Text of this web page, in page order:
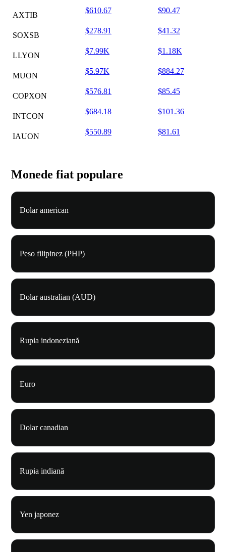
AXTIB
$610.67 $90.47
SOXSB
$278.91 $41.32
LLYON
$7.99K $1.18K
MUON
$5.97K $884.27
COPXON
$576.81 $85.45
INTCON
$684.18 $101.36
IAUON
$550.89 $81.61
Monede fiat populare
Dolar american
Peso filipinez (PHP)
Dolar australian (AUD)
Rupia indoneziană
Euro
Dolar canadian
Rupia indiană
Yen japonez